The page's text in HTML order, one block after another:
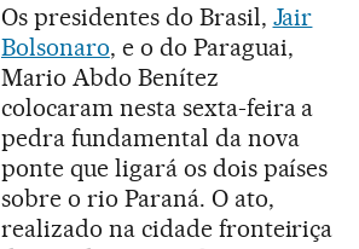
Os presidentes do Brasil, Jair
Bolsonaro, e o do Paraguai,
Mario Abdo Benítez
colocaram nesta sexta-feira a
pedra fundamental da nova
ponte que ligará os dois países
sobre o rio Paraná. O ato,
realizado na cidade fronteiriça